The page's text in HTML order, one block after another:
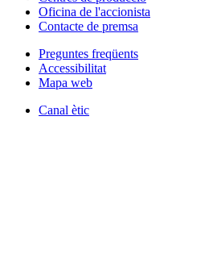
Oficina de l'accionista
Contacte de premsa
Preguntes freqüents
Accessibilitat
Mapa web
Canal ètic